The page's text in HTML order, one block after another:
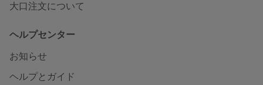
大口注文について
ヘルプセンター
お知らせ
ヘルプとガイド